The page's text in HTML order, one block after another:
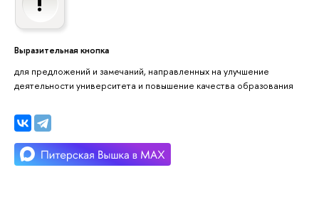
Выразительная кнопка
для предложений и замечаний, направленных на улучшение
деятельности университета и повышение качества образования